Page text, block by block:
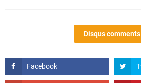
Disqus comments